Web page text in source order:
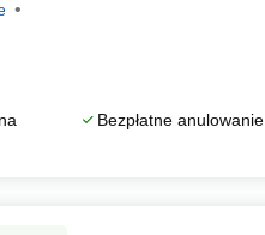
Bezpłatne anulowanie